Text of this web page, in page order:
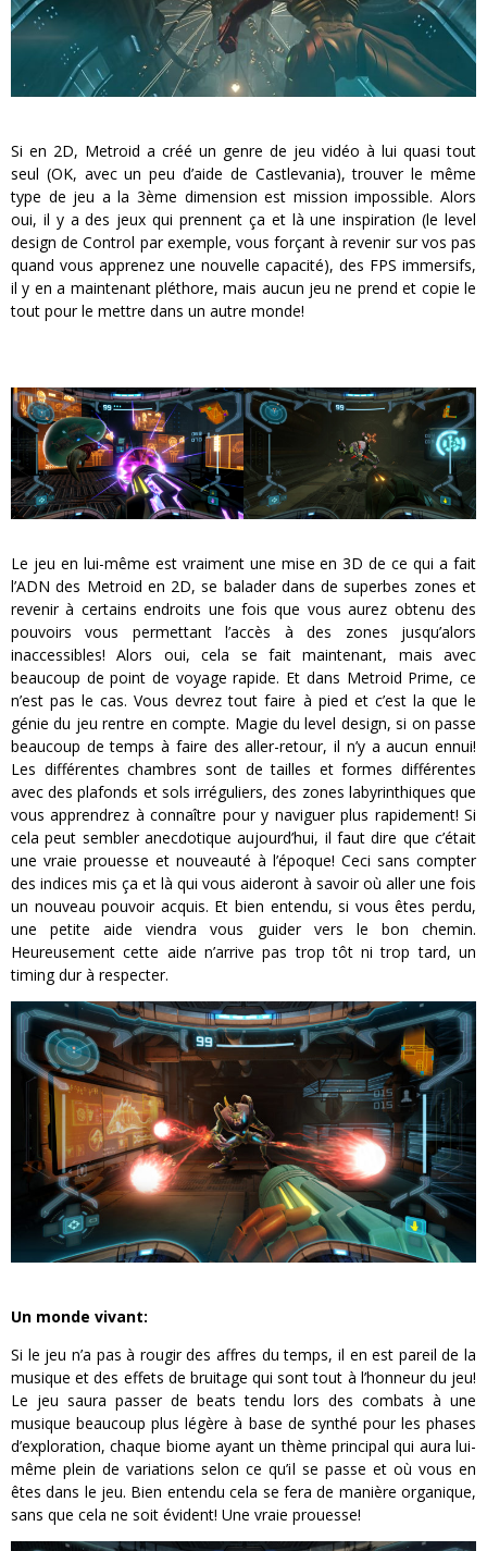
Si en 2D, Metroid a créé un genre de jeu vidéo à lui quasi tout
seul (OK, avec un peu d’aide de Castlevania), trouver le même
type de jeu a la 3ème dimension est mission impossible. Alors
oui, il y a des jeux qui prennent ça et là une inspiration (le level
design de Control par exemple, vous forçant à revenir sur vos pas
quand vous apprenez une nouvelle capacité), des FPS immersifs,
il y en a maintenant pléthore, mais aucun jeu ne prend et copie le
tout pour le mettre dans un autre monde!
Le jeu en lui-même est vraiment une mise en 3D de ce qui a fait
l’ADN des Metroid en 2D, se balader dans de superbes zones et
revenir à certains endroits une fois que vous aurez obtenu des
pouvoirs vous permettant l’accès à des zones jusqu’alors
inaccessibles! Alors oui, cela se fait maintenant, mais avec
beaucoup de point de voyage rapide. Et dans Metroid Prime, ce
n’est pas le cas. Vous devrez tout faire à pied et c’est la que le
génie du jeu rentre en compte. Magie du level design, si on passe
beaucoup de temps à faire des aller-retour, il n’y a aucun ennui!
Les différentes chambres sont de tailles et formes différentes
avec des plafonds et sols irréguliers, des zones labyrinthiques que
vous apprendrez à connaître pour y naviguer plus rapidement! Si
cela peut sembler anecdotique aujourd’hui, il faut dire que c’était
une vraie prouesse et nouveauté à l’époque! Ceci sans compter
des indices mis ça et là qui vous aideront à savoir où aller une fois
un nouveau pouvoir acquis. Et bien entendu, si vous êtes perdu,
une petite aide viendra vous guider vers le bon chemin.
Heureusement cette aide n’arrive pas trop tôt ni trop tard, un
timing dur à respecter.
Un monde vivant:
Si le jeu n’a pas à rougir des affres du temps, il en est pareil de la
musique et des effets de bruitage qui sont tout à l’honneur du jeu!
Le jeu saura passer de beats tendu lors des combats à une
musique beaucoup plus légère à base de synthé pour les phases
d’exploration, chaque biome ayant un thème principal qui aura lui-
même plein de variations selon ce qu’il se passe et où vous en
êtes dans le jeu. Bien entendu cela se fera de manière organique,
sans que cela ne soit évident! Une vraie prouesse!